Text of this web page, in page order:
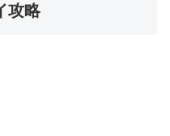
攻略